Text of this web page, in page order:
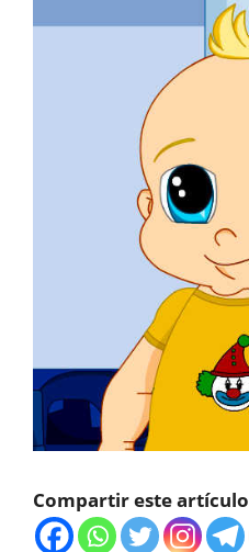
Compartir este artículo